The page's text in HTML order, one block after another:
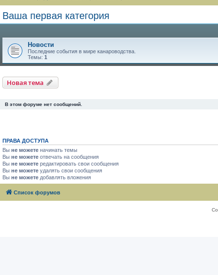
Ваша первая категория
Новости
Последние события в мире канароводства.
Темы: 1
Новая тема
В этом форуме нет сообщений.
ПРАВА ДОСТУПА
Вы не можете начинать темы
Вы не можете отвечать на сообщения
Вы не можете редактировать свои сообщения
Вы не можете удалять свои сообщения
Вы не можете добавлять вложения
Список форумов